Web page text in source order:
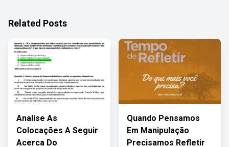
Related Posts
Analise As
Colocações A Seguir
Acerca Do
Quando Pensamos
Em Manipulação
Precisamos Refletir